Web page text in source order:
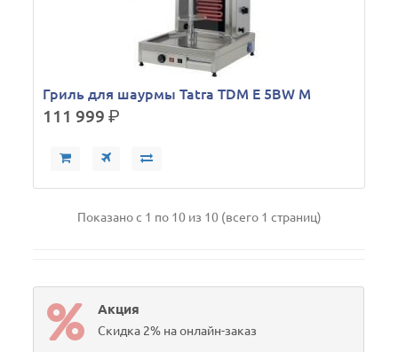
Гриль для шаурмы Tatra TDM E 5BW M
111 999р.
Показано с 1 по 10 из 10 (всего 1 страниц)
Акция
Скидка 2% на онлайн-заказ